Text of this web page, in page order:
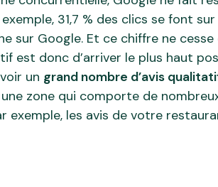
exemple, 31,7 % des clics se font
sur Google. Et ce chiffre ne
donc d’arriver le plus haut
un grand nombre d’avis
zone qui comporte de
les avis de votre